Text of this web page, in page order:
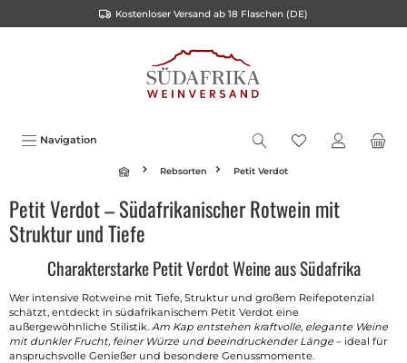
Kostenloser Versand ab 18 Flaschen (DE)
Navigation
Rebsorten Petit Verdot
Petit Verdot – Südafrikanischer Rotwein mit
Struktur und Tiefe
Charakterstarke Petit Verdot Weine aus Südafrika
Wer intensive Rotweine mit Tiefe, Struktur und großem Reifepotenzial
schätzt, entdeckt in südafrikanischem Petit Verdot eine
außergewöhnliche Stilistik. Am Kap entstehen kraftvolle, elegante Weine
mit dunkler Frucht, feiner Würze und beeindruckender Länge – ideal für
anspruchsvolle Genießer und besondere Genussmomente.